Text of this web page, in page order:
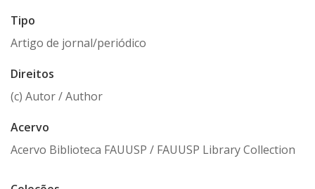
Tipo
Artigo de jornal/periódico
Direitos
(c) Autor / Author
Acervo
Acervo Biblioteca FAUUSP / FAUUSP Library Collection